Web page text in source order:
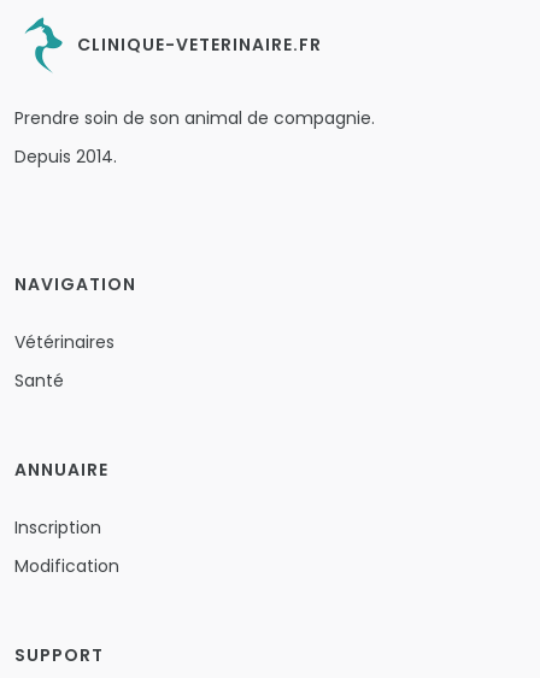
CLINIQUE-VETERINAIRE.FR
Prendre soin de son animal de compagnie.
Depuis 2014.
NAVIGATION
Vétérinaires
Santé
ANNUAIRE
Inscription
Modification
SUPPORT